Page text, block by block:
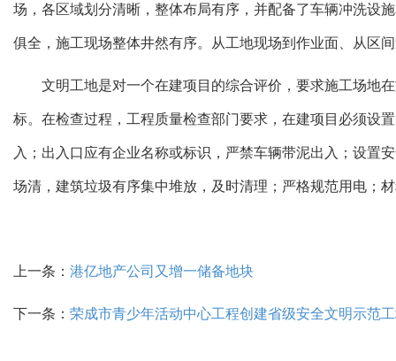
场，各区域划分清晰，整体布局有序，并配备了车辆冲洗设
俱全，施工现场整体井然有序。从工地现场到作业面、从区
文明工地是对一个在建项目的综合评价，要求施工场地在
标。在检查过程，工程质量检查部门要求，在建项目必须设
入；出入口应有企业名称或标识，严禁车辆带泥出入；设置
场清，建筑垃圾有序集中堆放，及时清理；严格规范用电；
上一条： 港亿地产公司又增一储备地块
下一条： 荣成市青少年活动中心工程创建省级安全文明示范